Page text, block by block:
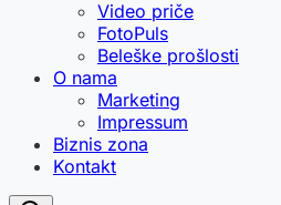
Video priče
FotoPuls
Beleške prošlosti
O nama
Marketing
Impressum
Biznis zona
Kontakt